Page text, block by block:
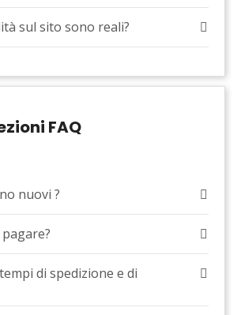
sul sito sono reali?
FAQ
nuovi ?
di spedizione e di